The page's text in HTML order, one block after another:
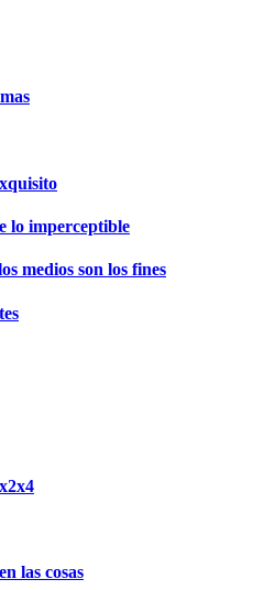
lo imperceptible
medios son los fines
las cosas